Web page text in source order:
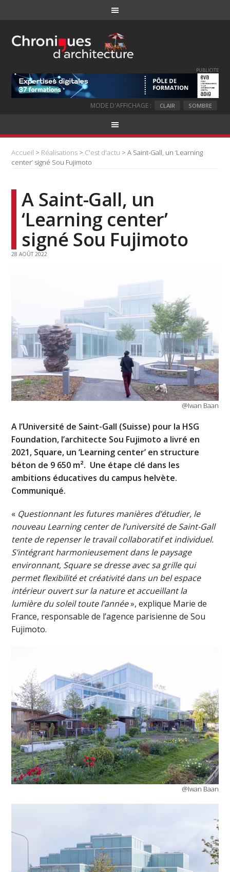
PUBLICITE
MODE D'AFFICHAGE : CLAIR SOMBRE
Accueil > Réalisations > C'est d'actu > A Saint-Gall, un ‘Learning
center’ signé Sou Fujimoto
A Saint-Gall, un
‘Learning center’
signé Sou Fujimoto
28 AOÛT 2022
@Iwan Baan
A l’Université de Saint-Gall (Suisse) pour la HSG
Foundation, l’architecte Sou Fujimoto a livré en
2021, Square, un ‘Learning center’ en structure
béton de 9 650 m². Une étape clé dans les
ambitions éducatives du campus helvète.
Communiqué.
« Questionnant les futures manières d’étudier, le
nouveau Learning center de l’université de Saint-Gall
tente de repenser le travail collaboratif et individuel.
S’intégrant harmonieusement dans le paysage
environnant, Square se dresse avec sa grille qui
permet flexibilité et créativité dans un bel espace
intérieur ouvert sur la nature et accueillant la
lumière du soleil toute l’année», explique Marie de
France, responsable de l’agence parisienne de Sou
Fujimoto.
@Iwan Baan